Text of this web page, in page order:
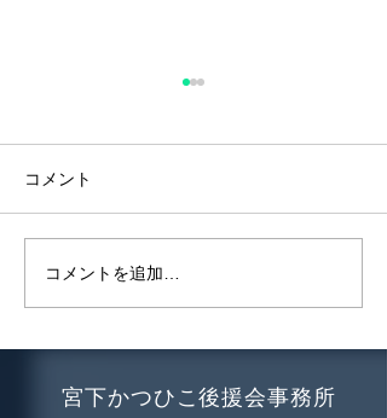
天理駅前のまちづくりを
視察
コメント
コメントを追加…
宮下かつひこ後援会事務所